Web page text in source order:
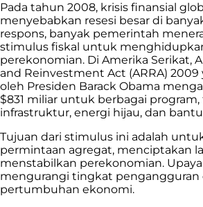
Pada tahun 2008, krisis finansial
menyebabkan resesi besar di
respons, banyak pemerintah
stimulus fiskal untuk
perekonomian. Di Amerika Serikat,
and Reinvestment Act (ARRA) 2009
oleh Presiden Barack Obama
$831 miliar untuk berbagai
infrastruktur, energi hijau, dan
Tujuan dari stimulus ini adalah
permintaan agregat, menciptakan
menstabilkan perekonomian.
mengurangi tingkat pengangguran
pertumbuhan ekonomi.